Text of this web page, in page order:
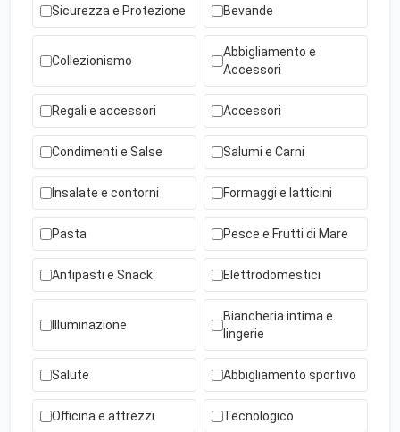
Sicurezza e Protezione Bevande
Collezionismo
Abbigliamento e
Accessori
Regali e accessori Accessori
Condimenti e Salse Salumi e Carni
Insalate e contorni Formaggi e latticini
Pasta Pesce e Frutti di Mare
Antipasti e Snack Elettrodomestici
Illuminazione
Biancheria intima e
lingerie
Salute Abbigliamento sportivo
Officina e attrezzi Tecnologico